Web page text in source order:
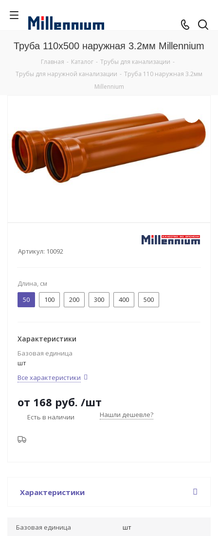
Труба 110x500 наружная 3.2мм Millennium
Главная - Каталог - Трубы для канализации -
Трубы для наружной канализации - Труба 110 наружная 3.2мм
Millennium
Артикул: 10092
Длина, см
50
100 200 300 400 500
Характеристики
Базовая единица
шт
Все характеристики
от 168 руб. /шт
Есть в наличии Нашли дешевле?
Характеристики
Базовая единица шт